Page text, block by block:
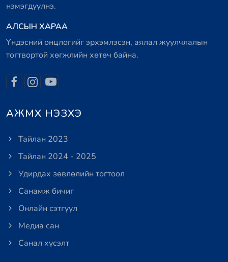
нэмэгдүүлнэ.
АЛСЫН ХАРАА
Үндэсний онцлогийг эрхэмлэсэн, аялал жуулчлалын
тогтвортой хөгжлийн хөтөч байна.
АЖМХ НЭЗХЭ
Тайлан 2023
Тайлан 2024 - 2025
Удирдах зөвлөлийн тогтоол
Санамж бичиг
Онлайн сэтгүүл
Медиа сан
Санал хүсэлт